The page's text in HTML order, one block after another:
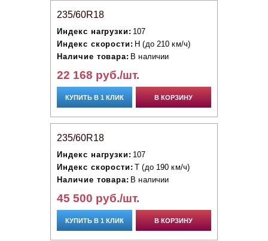
235/60R18
Индекс нагрузки: 107
Индекс скорости: H (до 210 км/ч)
Наличие товара: В наличии
22 168 руб./шт.
КУПИТЬ В 1 КЛИК В КОРЗИНУ
235/60R18
Индекс нагрузки: 107
Индекс скорости: T (до 190 км/ч)
Наличие товара: В наличии
45 500 руб./шт.
КУПИТЬ В 1 КЛИК В КОРЗИНУ